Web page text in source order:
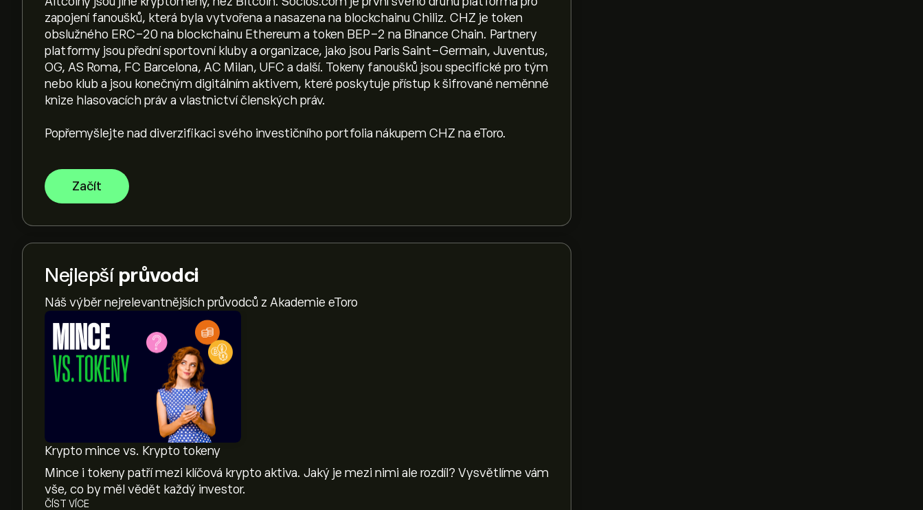
zapojení fanoušků, která byla vytvořena a nasazena na blockchainu Chiliz. CHZ je token
obslužného ERC-20 na blockchainu Ethereum a token BEP-2 na Binance Chain. Partnery
platformy jsou přední sportovní kluby a organizace, jako jsou Paris Saint-Germain, Juventus,
OG, AS Roma, FC Barcelona, AC Milan, UFC a další. Tokeny fanoušků jsou specifické pro tým
nebo klub a jsou konečným digitálním aktivem, které poskytuje přístup k šifrované neměnné
knize hlasovacích práv a vlastnictví členských práv.
Popřemyšlejte nad diverzifikaci svého investičního portfolia nákupem CHZ na eToro.
Začít
Nejlepší průvodci
Náš výběr nejrelevantnějších průvodců z Akademie eToro
Krypto mince vs. Krypto tokeny
Mince i tokeny patří mezi klíčová krypto aktiva. Jaký je mezi nimi ale rozdíl? Vysvětlíme vám
vše, co by měl vědět každý investor.
ČÍST VÍCE